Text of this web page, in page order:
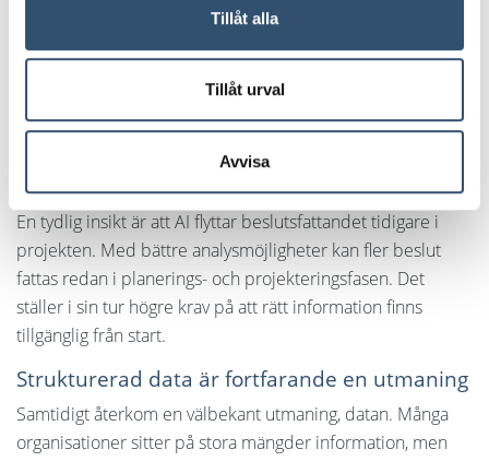
Tillåt alla
Tillåt urval
Avvisa
från iBinder och Avima, deltog på Stora AI-dagen för
samhällsbyggnad i Stockholm. Dagen bjöd på många
perspektiv kring hur tekniken kan skapa värde i branschen,
men också vad som fortfarande håller tillbaka
Beslut fattas tidigare i projekten
En tydlig insikt är att AI flyttar beslutsfattandet tidigare i
projekten. Med bättre analysmöjligheter kan fler beslut
fattas redan i planerings- och projekteringsfasen. Det
ställer i sin tur högre krav på att rätt information finns
tillgänglig från start.
Strukturerad data är fortfarande en utmaning
Samtidigt återkom en välbekant utmaning, datan. Många
organisationer sitter på stora mängder information, men